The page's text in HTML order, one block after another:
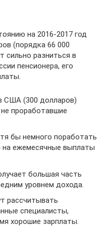
на 2016-2017 год
(порядка 66 000
сильно разниться в
пенсионера, его
США (300 долларов)
проработавшие
бы немного поработать
на ежемесячные выплаты
большая часть
уровнем дохода.
рассчитывать
специалисты,
хорошие зарплаты.